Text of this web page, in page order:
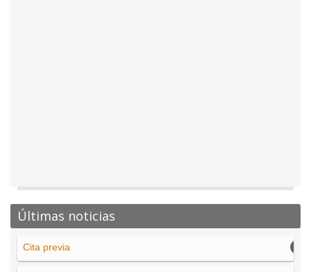
Últimas noticias
Cita previa